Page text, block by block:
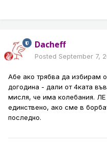
Dacheff
Posted September 7,
Абе ако трябва да избирам
догодина - дали от 4ката
мисля, че има колебания.
единствено, ако сме в
последно.